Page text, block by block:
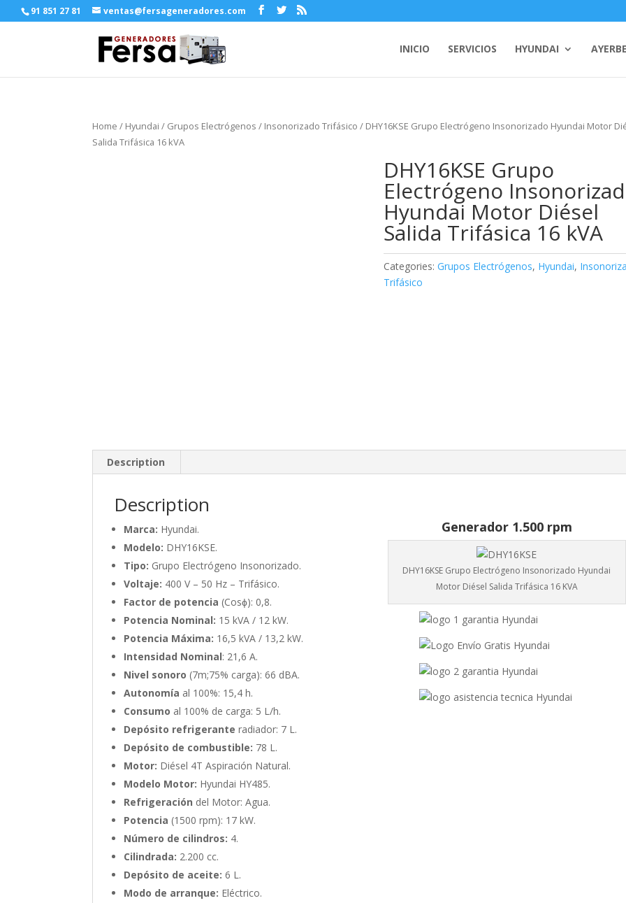
91 851 27 81 ventas@fersageneradores.com
INICIO SERVICIOS HYUNDAI AYERBE
Home / Hyundai / Grupos Electrógenos / Insonorizado Trifásico / DHY16KSE Grupo Electrógeno Insonorizado Hyundai Motor
Salida Trifásica 16 kVA
DHY16KSE Grupo
Electrógeno
Hyundai Motor Diésel
Salida Trifásica 16 kVA
Categories: Grupos Electrógenos, Hyundai,
Trifásico
Description
Description
Marca: Hyundai.
Modelo: DHY16KSE.
Tipo: Grupo Electrógeno Insonorizado.
Voltaje: 400 V – 50 Hz – Trifásico.
Factor de potencia (Cosϕ): 0,8.
Potencia Nominal: 15 kVA / 12 kW.
Potencia Máxima: 16,5 kVA / 13,2 kW.
Intensidad Nominal: 21,6 A.
Nivel sonoro (7m;75% carga): 66 dBA.
Autonomía al 100%: 15,4 h.
Consumo al 100% de carga: 5 L/h.
Depósito refrigerante radiador: 7 L.
Depósito de combustible: 78 L.
Motor: Diésel 4T Aspiración Natural.
Modelo Motor: Hyundai HY485.
Refrigeración del Motor: Agua.
Potencia (1500 rpm): 17 kW.
Número de cilindros: 4.
Cilindrada: 2.200 cc.
Depósito de aceite: 6 L.
Modo de arranque: Eléctrico.
Generador 1.500 rpm
DHY16KSE Grupo Electrógeno Insonorizado Hyundai
Motor Diésel Salida Trifásica 16 KVA